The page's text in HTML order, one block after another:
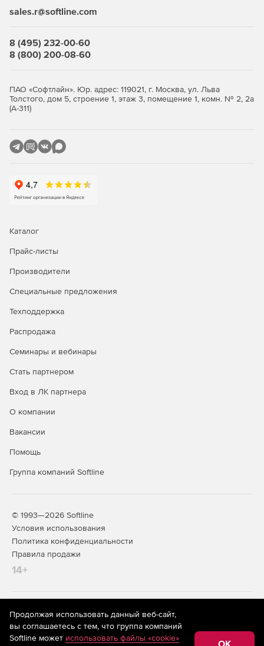
sales.r@softline.com
8 (495) 232-00-60
8 (800) 200-08-60
ПАО «Софтлайн». Юр. адрес: 119021, г. Москва, ул. Льва
Толстого, дом 5, строение 1, этаж 3, помещение 1, комн. № 2, 2а
(А-311)
Каталог
Прайс-листы
Производители
Специальные предложения
Техподдержка
Распродажа
Семинары и вебинары
Стать партнером
Вход в ЛК партнера
О компании
Вакансии
Помощь
Группа компаний Softline
© 1993—2026 Softline
Условия использования
Политика конфиденциальности
Правила продажи
14+
На информационном ресурсе store.softline.ru применяются
рекомендательные технологии
(информационные технологии
предоставления информации на основе сбора,
систематизации и анализа сведений, относящихся к
Продолжая использовать данный веб-сайт,
вы соглашаетесь с тем, что группа компаний
Softline может использовать файлы «cookie»
OK